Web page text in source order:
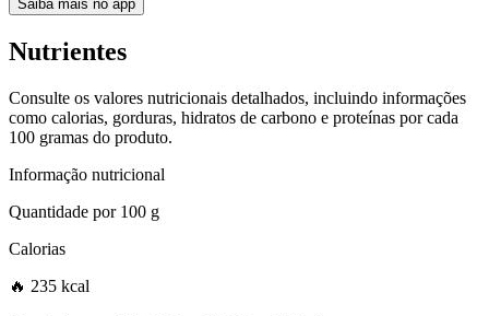
Saiba mais no app
Nutrientes
Consulte os valores nutricionais detalhados, incluindo informações
como calorias, gorduras, hidratos de carbono e proteínas por cada
100 gramas do produto.
Informação nutricional
Quantidade por100 g
Calorias
🔥 235 kcal